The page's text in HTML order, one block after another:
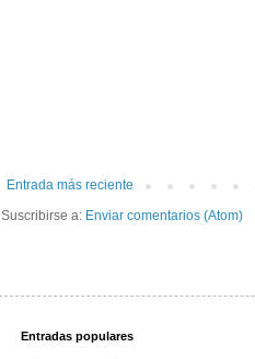
Entrada más reciente
Suscribirse a: Enviar comentarios (Atom)
Entradas populares